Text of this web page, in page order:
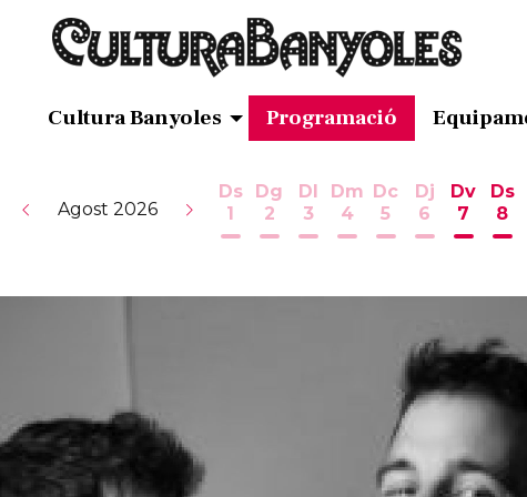
Cultura Banyoles Programació
Agost 2026
Ds
1
Dissabte 1 d'agost
Dg
2
Diumenge 2 d'agost
Dl
3
Dilluns 3 d'agost
Dm
4
Dimarts 4 d'agost
Dc
5
Dimecres 5
Dj
6
Dijous 6
Dv
7
Ds
8